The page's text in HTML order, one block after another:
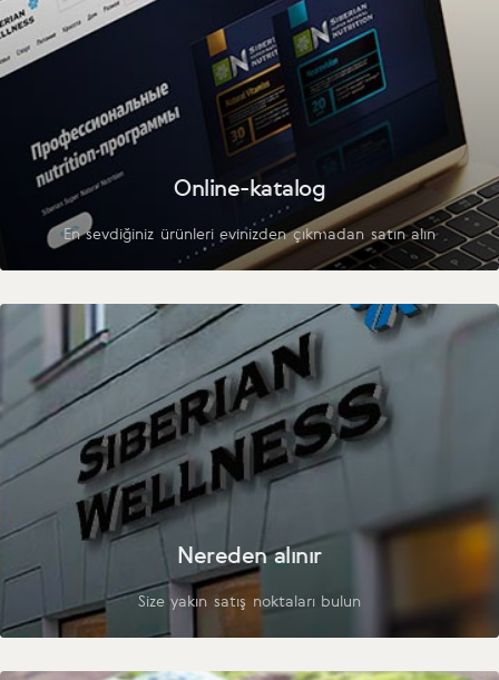
Online-katalog
En sevdiğiniz ürünleri evinizden çıkmadan satın alın
Nereden alınır
Size yakın satış noktaları bulun